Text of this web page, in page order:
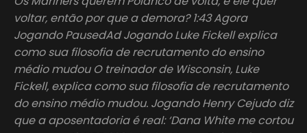
voltar, então por que a demora? 1:43 Agora
Jogando PausedAd Jogando Luke Fickell explica
como sua filosofia de recrutamento do ensino
médio mudou O treinador de Wisconsin, Luke
Fickell, explica como sua filosofia de recrutamento
do ensino médio mudou. Jogando Henry Cejudo diz
que a aposentadoria é real: ‘Dana White me cortou